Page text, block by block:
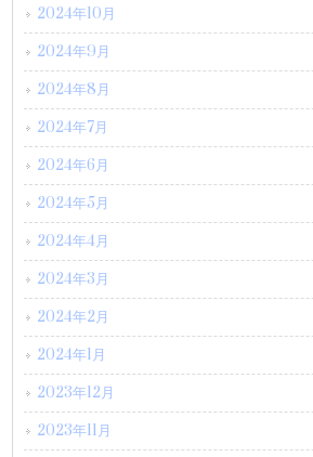
2024年10月
2024年9月
2024年8月
2024年7月
2024年6月
2024年5月
2024年4月
2024年3月
2024年2月
2024年1月
2023年12月
2023年11月